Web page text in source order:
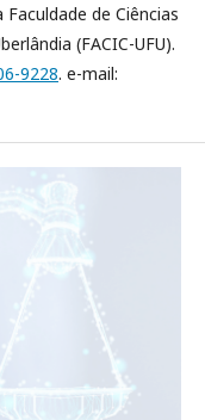
de Ciências
(FACIC-UFU).
9228. e-mail: